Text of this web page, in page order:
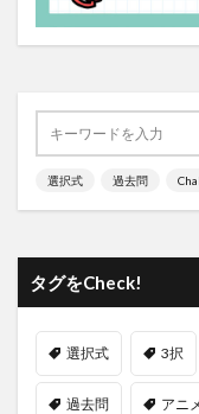
選択式 過去問
タグをCheck!
選択式 3択
過去問 アニ